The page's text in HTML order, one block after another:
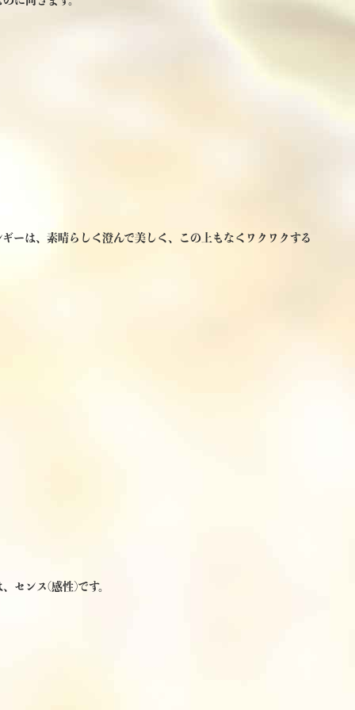
ーは、素晴らしく澄んで美しく、この上もなくワクワクする
センス(感性)です。